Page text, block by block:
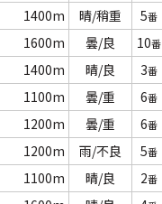
1400m 晴/稍重 5番
1600m 曇/良 10番
1400m 晴/良 3番
1100m 曇/重 6番
1200m 曇/重 6番
1200m 雨/不良 5番
1100m 晴/良 2番